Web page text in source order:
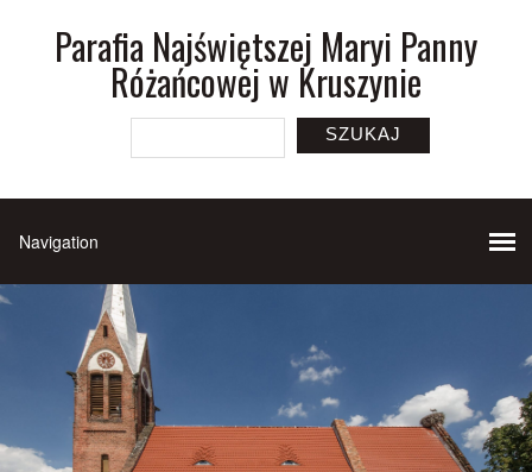
Parafia Najświętszej Maryi Panny
Różańcowej w Kruszynie
SZUKAJ